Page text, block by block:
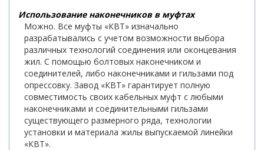
Использование наконечников в муфтах
Можно. Все муфты «КВТ» изначально
разрабатывались с учетом возможности выбора
различных технологий соединения или оконцевания
жил. С помощью болтовых наконечником и
соединителей, либо наконечниками и гильзами под
опрессовку. Завод «КВТ» гарантирует полную
совместимость своих кабельных муфт с любыми
наконечниками и соединительными гильзами
существующего размерного ряда, технологии
установки и материала жилы выпускаемой линейки
«КВТ».